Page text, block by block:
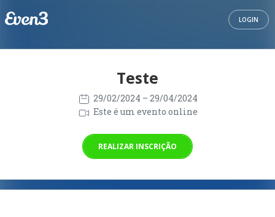
LOGIN
Teste
29/02/2024 – 29/04/2024
Este é um evento online
REALIZAR INSCRIÇÃO